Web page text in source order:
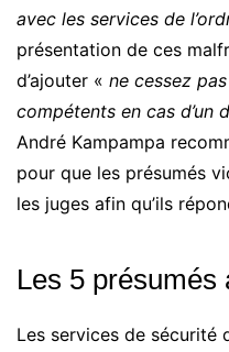
avec les services de
présentation de ces
d’ajouter « ne cessez
compétents en cas d’un
André Kampampa
pour que les présumés
les juges afin qu’ils
Les 5 présumés
Les services de sécurité